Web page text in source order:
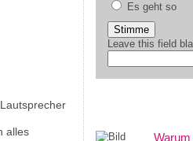
alles
Es geht so
Leave this field